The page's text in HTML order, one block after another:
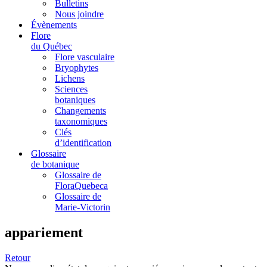
Bulletins
Nous joindre
Évènements
Flore
du Québec
Flore vasculaire
Bryophytes
Lichens
Sciences
botaniques
Changements
taxonomiques
Clés
d’identification
Glossaire
de botanique
Glossaire de
FloraQuebeca
Glossaire de
Marie-Victorin
appariement
Retour